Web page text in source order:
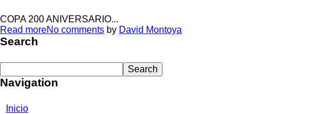
COPA 200 ANIVERSARIO...
Read moreNo comments by David Montoya
Search
Navigation
Inicio